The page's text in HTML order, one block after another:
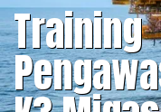
Training